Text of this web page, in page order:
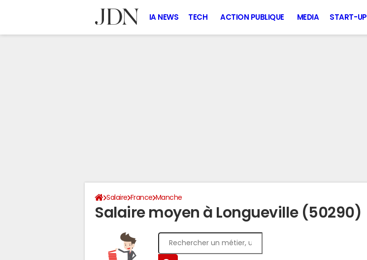
IA NEWS TECH ACTION PUBLIQUE MEDIA START-UP
Salaire France Manche
Salaire moyen à Longueville (50290)